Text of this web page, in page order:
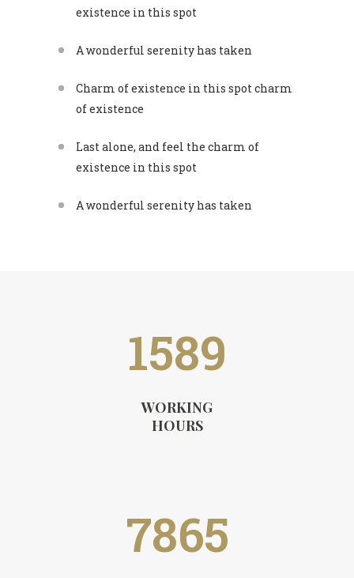
existence in this spot
A wonderful serenity has taken
Charm of existence in this spot charm
of existence
Last alone, and feel the charm of
existence in this spot
A wonderful serenity has taken
1589
WORKING
HOURS
7865